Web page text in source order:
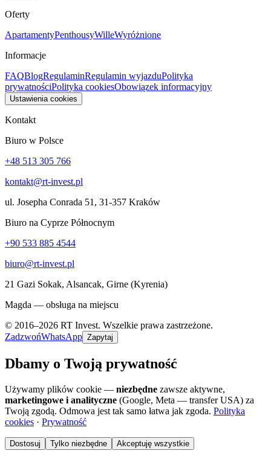
Oferty
ApartamentyPenthousyWilleWyróżnione
Informacje
FAQBlogRegulaminRegulamin wyjazduPolityka
prywatnościPolityka cookiesObowiązek informacyjny
Ustawienia cookies
Kontakt
Biuro w Polsce
+48 513 305 766
kontakt@rt-invest.pl
ul. Josepha Conrada 51, 31-357 Kraków
Biuro na Cyprze Północnym
+90 533 885 4544
biuro@rt-invest.pl
21 Gazi Sokak, Alsancak, Girne (Kyrenia)
Magda — obsługa na miejscu
© 2016–2026 RT Invest. Wszelkie prawa zastrzeżone.
ZadzwońWhatsApp Zapytaj
Dbamy o Twoją prywatność
Używamy plików cookie — niezbędne zawsze aktywne,
marketingowe i analityczne (Google, Meta — transfer USA) za
Twoją zgodą. Odmowa jest tak samo łatwa jak zgoda. Polityka
cookies · Prywatność
Dostosuj Tylko niezbędne Akceptuję wszystkie